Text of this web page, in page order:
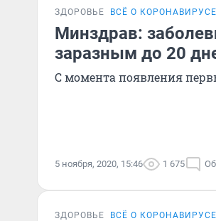
ЗДОРОВЬЕ ВСЁ О КОРОНАВИРУСЕ
Минздрав:
заразным до 20
С момента появления
5 ноября, 2020, 15:46 1 675
ЗДОРОВЬЕ ВСЁ О КОРОНАВИРУСЕ